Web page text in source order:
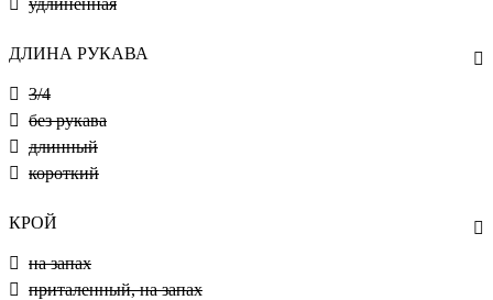
ДЛИНА РУКАВА
3/4
без рукава
длинный
короткий
КРОЙ
на запах
приталенный, на запах